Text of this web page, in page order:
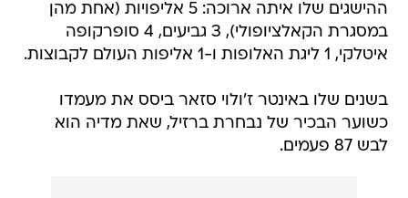
ההישגים שלו איתה ארוכה: 5 אליפויות (אחת מהן
במסגרת הקאלציופולי), 3 גביעים, 4 סופרקופה
איטלקי, 1 ליגת האלופות ו-1 אליפות העולם לקבוצות.
בשנים שלו באינטר ז'ולוי סזאר ביסס את מעמדו
כשוער הבכיר של נבחרת ברזיל, שאת מדיה הוא
לבש 87 פעמים.